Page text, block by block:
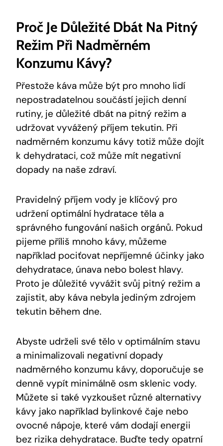
Proč Je Důležité Dbát Na Pitný
Režim Při Nadměrném
Konzumu Kávy?
Přestože káva může být pro mnoho lidí
nepostradatelnou součástí jejich denní
rutiny, je důležité dbát na pitný režim a
udržovat vyvážený příjem tekutin. Při
nadměrném konzumu kávy totiž může dojít
k dehydrataci, což může mít negativní
dopady na naše zdraví.
Pravidelný příjem vody je klíčový pro
udržení optimální hydratace těla a
správného fungování našich orgánů. Pokud
pijeme příliš mnoho kávy, můžeme
například pociťovat nepříjemné účinky jako
dehydratace, únava nebo bolest hlavy.
Proto je důležité vyvážit svůj pitný režim a
zajistit, aby káva nebyla jediným zdrojem
tekutin během dne.
Abyste udrželi své tělo v optimálním stavu
a minimalizovali negativní dopady
nadměrného konzumu kávy, doporučuje se
denně vypít minimálně osm sklenic vody.
Můžete si také vyzkoušet různé alternativy
kávy jako například bylinkové čaje nebo
ovocné nápoje, které vám dodají energii
bez rizika dehydratace. Buďte tedy opatrní